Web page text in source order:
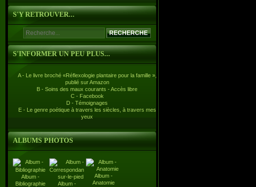
S'Y RETROUVER...
S'INFORMER UN PEU PLUS...
A - Le livre broché «Réflexologie plantaire pour la famille »,
publié sur Amazon
B - Soins des maux courants - Accès libre
C - Facebook
D - Témoignages
E - Le genre poétique à travers les siècles, à travers mes
yeux
ALBUMS PHOTOS
Album -
Bibliographie
Album -
Album -
Anatomie